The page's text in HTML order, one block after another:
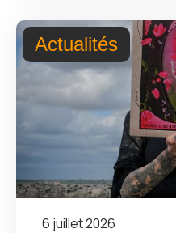
Actualités
6 juillet 2026